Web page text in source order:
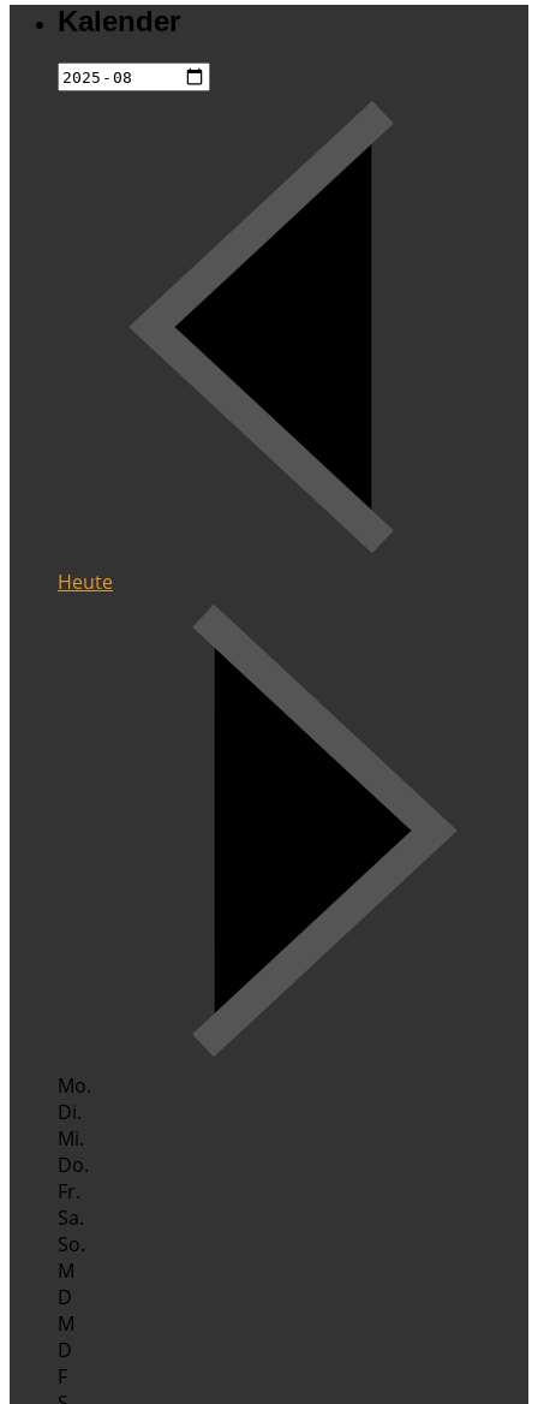
Kalender
Heute
Mo.
Di.
Mi.
Do.
Fr.
Sa.
So.
M
D
M
D
F